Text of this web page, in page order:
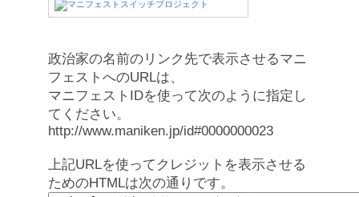
政治家の名前のリンク先で表示させるマニ
フェストへのURLは、
マニフェストIDを使って次のように指定し
てください。
http://www.maniken.jp/id#0000000023
上記URLを使ってクレジットを表示させる
ためのHTMLは次の通りです。